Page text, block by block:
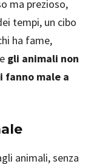
ma prezioso,
tempi, un cibo
ha fame,
gli animali non
male a
animali, senza